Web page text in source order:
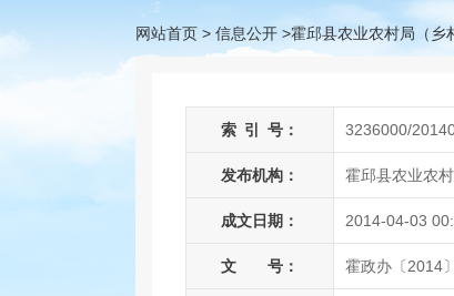
网站首页 > 信息公开 >霍邱县农业农村局（乡
索 引 号： 3236000/
发布机构： 霍邱县农业农
成文日期： 2014-04-03
文 号： 霍政办〔2014